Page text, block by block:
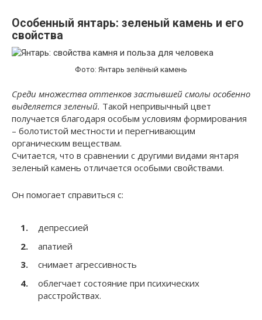
Особенный янтарь: зеленый камень и его
свойства
Фото: Янтарь зелёный камень
Среди множества оттенков застывшей смолы особенно
выделяется зеленый. Такой непривычный цвет
получается благодаря особым условиям формирования
– болотистой местности и перегнивающим
органическим веществам.
Считается, что в сравнении с другими видами янтаря
зеленый камень отличается особыми свойствами.
Он помогает справиться с:
депрессией
апатией
снимает агрессивность
облегчает состояние при психических
расстройствах.